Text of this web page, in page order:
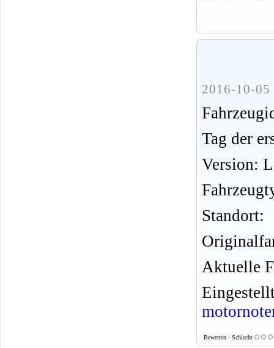
2016-10-05
Tag der
Version:
Standort:
Aktuelle
Bewerten - Schlecht